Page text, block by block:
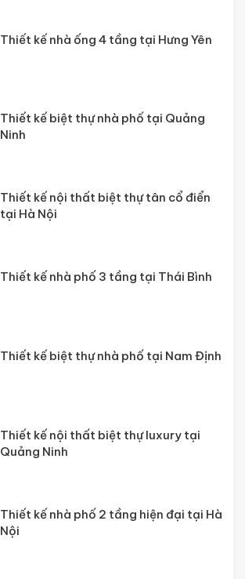
Thiết kế nhà ống 4 tầng tại Hưng Yên
Thiết kế biệt thự nhà phố tại Quảng
Ninh
Thiết kế nội thất biệt thự tân cổ điển
tại Hà Nội
Thiết kế nhà phố 3 tầng tại Thái Bình
Thiết kế biệt thự nhà phố tại Nam Định
Thiết kế nội thất biệt thự luxury tại
Quảng Ninh
Thiết kế nhà phố 2 tầng hiện đại tại Hà
Nội